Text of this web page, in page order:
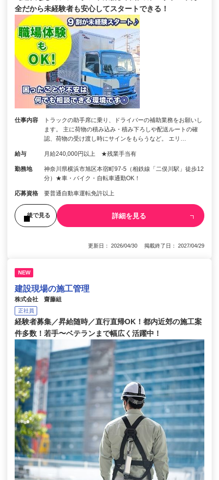
全だから未経験者も安心してスタートできる！
仕事内容
トラックの助手席に乗り、ドライバーの補助業務をお願いし
ます。 主に荷物の積み込み・積み下ろしや配送ルートの確
認、荷物の受け渡し時にサインをもらうなど。 エリ…
給与 月給240,000円以上 ★残業手当有
勤務地
神奈川県横浜市旭区本宿町97-5（相鉄線「二俣川駅」徒歩12
分）★車・バイク・自転車通勤OK！
応募資格 要普通自動車運転免許以上
後で見る 詳細を見る
更新日： 2026/04/30 掲載終了日： 2027/04/29
NEW
建設現場の施工管理
株式会社 齋藤組
正社員
経験者募集／昇給随時／直行直帰OK！都内近郊の施工案
件多数！若手〜ベテランまで幅広く活躍中！